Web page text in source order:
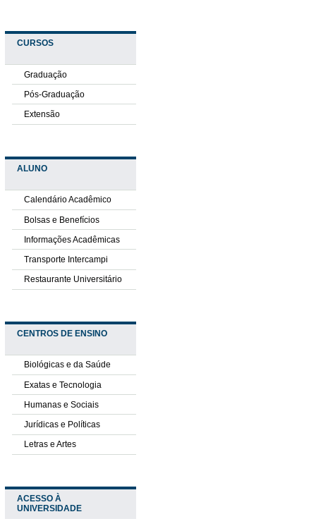
CURSOS
Graduação
Pós-Graduação
Extensão
ALUNO
Calendário Acadêmico
Bolsas e Benefícios
Informações Acadêmicas
Transporte Intercampi
Restaurante Universitário
CENTROS DE ENSINO
Biológicas e da Saúde
Exatas e Tecnologia
Humanas e Sociais
Jurídicas e Políticas
Letras e Artes
ACESSO À
UNIVERSIDADE